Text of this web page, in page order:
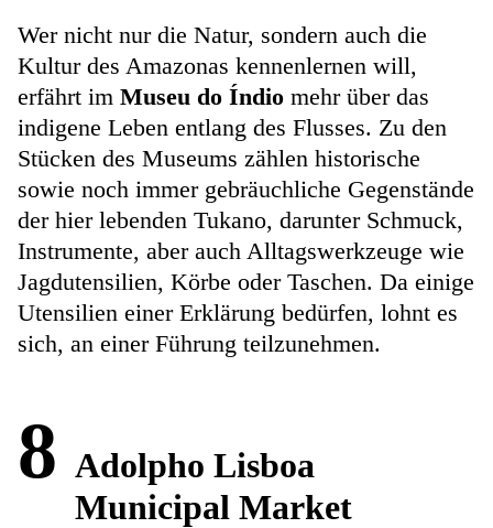
Wer nicht nur die Natur, sondern auch die
Kultur des Amazonas kennenlernen will,
erfährt im Museu do Índio mehr über das
indigene Leben entlang des Flusses. Zu den
Stücken des Museums zählen historische
sowie noch immer gebräuchliche Gegenstände
der hier lebenden Tukano, darunter Schmuck,
Instrumente, aber auch Alltagswerkzeuge wie
Jagdutensilien, Körbe oder Taschen. Da einige
Utensilien einer Erklärung bedürfen, lohnt es
sich, an einer Führung teilzunehmen.
8 Adolpho Lisboa
Municipal Market